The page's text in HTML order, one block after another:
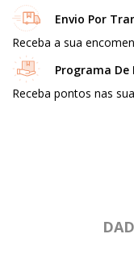
Envio Por
Receba a sua
Programa De
Receba pontos nas